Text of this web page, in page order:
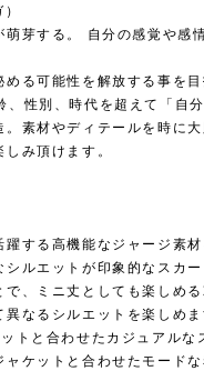
萌芽する。 自分の感覚や感
める可能性を解放する事を
、性別、時代を超えて「自
。素材やディテールを時に
み頂けます。
躍する高機能なジャージ素
シルエットが印象的なスカー
で、ミニ丈としても楽しめ
異なるシルエットを楽しめま
トと合わせたカジュアルな
ャケットと合わせたモード